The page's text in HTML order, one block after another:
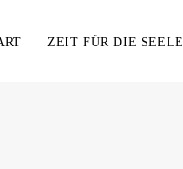
ZEIT FÜR DIE SEELE